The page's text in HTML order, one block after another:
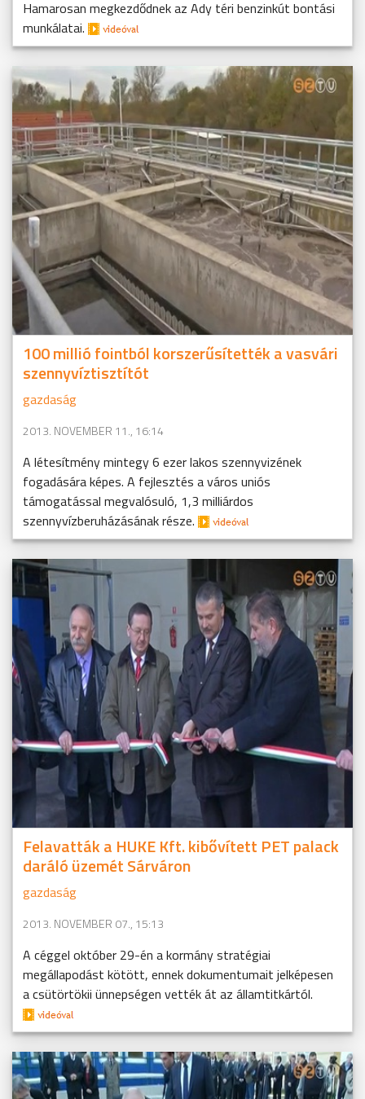
Hamarosan megkezdődnek az Ady téri benzinkút bontási
munkálatai.
100 millió fointból korszerűsítették a vasvári
szennyvíztisztítót
gazdaság
2013. NOVEMBER 11., 16:14
A létesítmény mintegy 6 ezer lakos szennyvizének
fogadására képes. A fejlesztés a város uniós
támogatással megvalósuló, 1,3 milliárdos
szennyvízberuházásának része.
Felavatták a HUKE Kft. kibővített PET palack
daráló üzemét Sárváron
gazdaság
2013. NOVEMBER 07., 15:13
A céggel október 29-én a kormány stratégiai
megállapodást kötött, ennek dokumentumait jelképesen
a csütörtökii ünnepségen vették át az államtitkártól.